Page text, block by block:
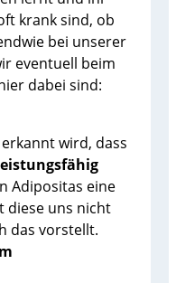
krank sind, ob
bei unserer
eventuell beim
dabei sind:
wird, dass
Adipositas eine
diese uns nicht
das vorstellt.